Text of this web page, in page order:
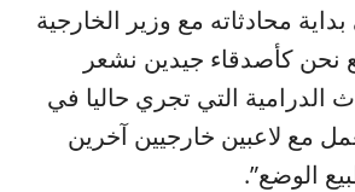
محادثاته مع وزير الخارجية
نحن كأصدقاء جيدين نشعر
الدرامية التي تجري حاليا في
مع لاعبين خارجيين آخرين
الوضع”.